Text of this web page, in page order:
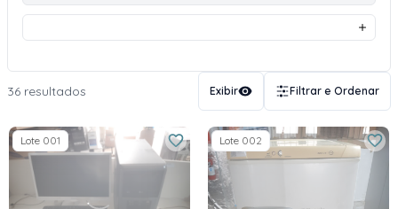
36 resultados Exibir Filtrar e Ordenar
Lote 001 Lote 002